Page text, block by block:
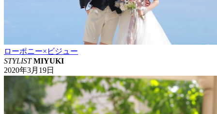
ローポニー×ビジュー
STYLIST MIYUKI
2020年3月19日